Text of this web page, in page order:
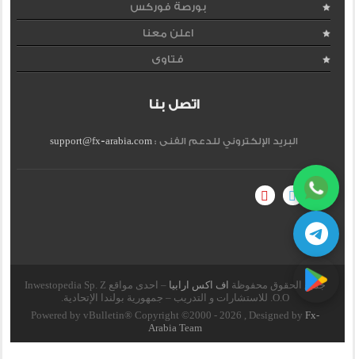
بورصة فوركس
اعلن معنا
فتاوى
اتصل بنا
البريد الإلكتروني للدعم الفنى :support@fx-arabia.com
جميع الحقوق محفوظة اف اكس ارابيا
– احدى مواقع Inwestopedia Sp. Z
O.O. للاستشارات و التدريب – جمهورية بولندا الإتحادية.
Powered by vBulletin® Copyright ©2000 - 2026 , Designed byFx-
Arabia Team